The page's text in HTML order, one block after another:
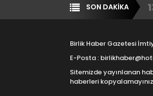
Yazarlar Diğer
SON DAKİKA
Birlik Haber Gazetesi
E-Posta :
Sitemizde yayınlanan
haberleri